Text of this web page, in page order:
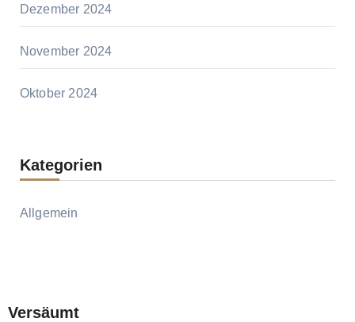
Dezember 2024
November 2024
Oktober 2024
Kategorien
Allgemein
Versäumt